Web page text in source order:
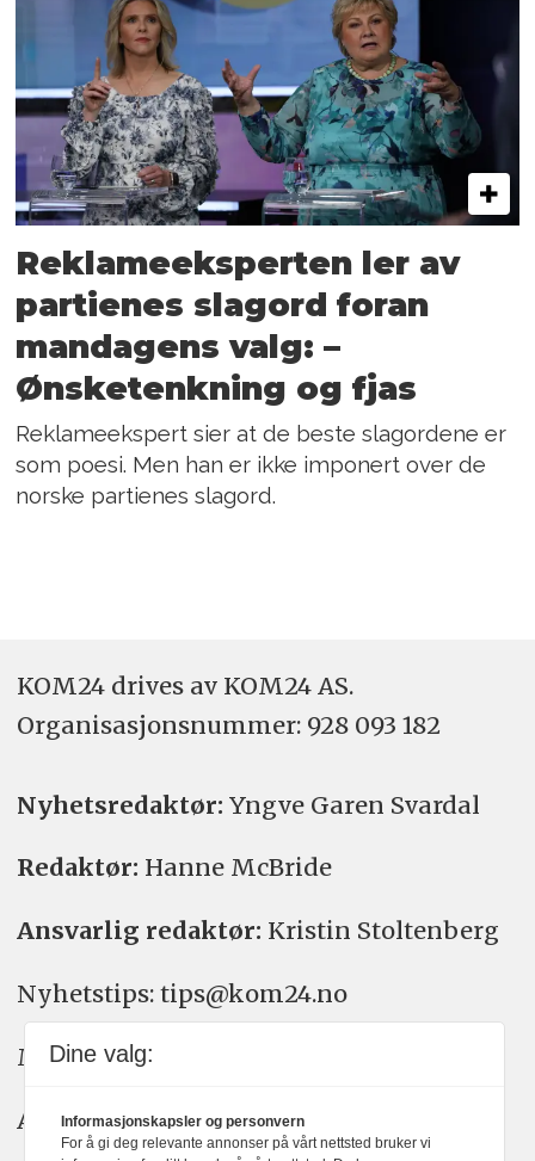
Reklameeksperten ler av
partienes slagord foran
mandagens valg: –
Ønsketenkning og fjas
Reklameekspert sier at de beste slagordene er
som poesi. Men han er ikke imponert over de
norske partienes slagord.
KOM24 drives av KOM24 AS.
Organisasjons­nummer: 928 093 182
Nyhetsredaktør: Yngve Garen Svardal
Redaktør: Hanne McBride
Ansvarlig redaktør: Kristin Stoltenberg
Nyhetstips: tips@kom24.no
Meninger: meninger@kom24.no
Annonse: annonse@watchmedia.no
Dine valg:
Informasjonskapsler og personvern
For å gi deg relevante annonser på vårt nettsted bruker vi